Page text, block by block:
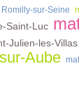
sur-Seine
Saint-Luc
Julien-les-Villas
Aube